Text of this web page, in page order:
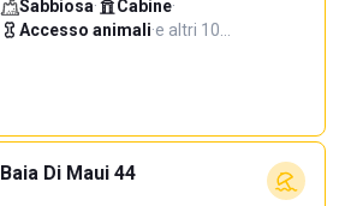
Sabbiosa· Cabine·
Accesso animali·e altri 10…
Baia Di Maui 44